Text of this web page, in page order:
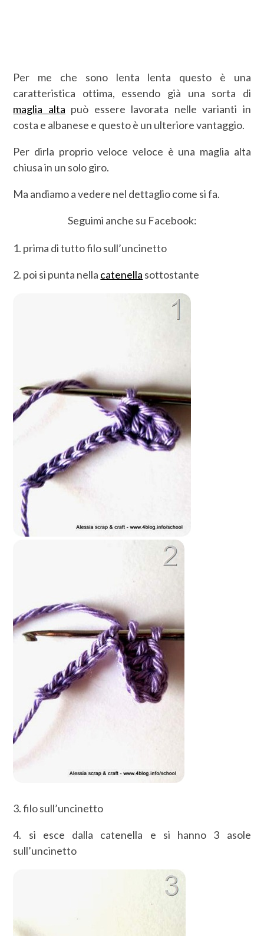
Per me che sono lenta lenta questo è una
caratteristica ottima, essendo già una sorta di
maglia alta può essere lavorata nelle varianti in
costa e albanese e questo è un ulteriore vantaggio.
Per dirla proprio veloce veloce è una maglia alta
chiusa in un solo giro.
Ma andiamo a vedere nel dettaglio come si fa.
Seguimi anche su Facebook:
1. prima di tutto filo sull’uncinetto
2. poi si punta nella catenella sottostante
3. filo sull’uncinetto
4. si esce dalla catenella e si hanno 3 asole
sull’uncinetto